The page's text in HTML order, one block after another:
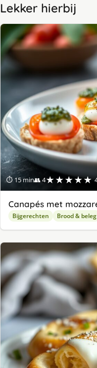
Lekker hierbij
⏱ 15 min👥 4★★★★★
Canapés met
Bijgerechten Brood & beleg